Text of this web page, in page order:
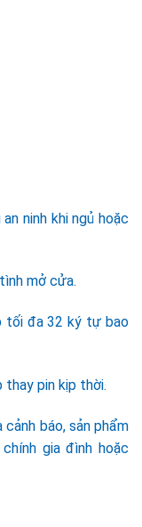
ninh khi ngủ hoặc
mở cửa.
tối đa 32 ký tự bao
thay pin kịp thời.
báo, sản phẩm
gia đình hoặc